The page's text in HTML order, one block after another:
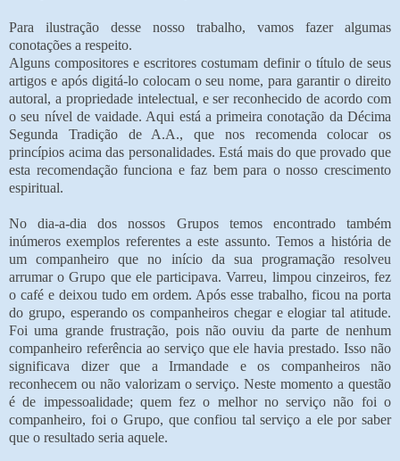
Para ilustração desse nosso trabalho, vamos fazer algumas
conotações a respeito.
Alguns compositores e escritores costumam definir o título de seus
artigos e após digitá-lo colocam o seu nome, para garantir o direito
autoral, a propriedade intelectual, e ser reconhecido de acordo com
o seu nível de vaidade. Aqui está a primeira conotação da Décima
Segunda Tradição de A.A., que nos recomenda colocar os
princípios acima das personalidades. Está mais do que provado que
esta recomendação funciona e faz bem para o nosso crescimento
espiritual.
No dia-a-dia dos nossos Grupos temos encontrado também
inúmeros exemplos referentes a este assunto. Temos a história de
um companheiro que no início da sua programação resolveu
arrumar o Grupo que ele participava. Varreu, limpou cinzeiros, fez
o café e deixou tudo em ordem. Após esse trabalho, ficou na porta
do grupo, esperando os companheiros chegar e elogiar tal atitude.
Foi uma grande frustração, pois não ouviu da parte de nenhum
companheiro referência ao serviço que ele havia prestado. Isso não
significava dizer que a Irmandade e os companheiros não
reconhecem ou não valorizam o serviço. Neste momento a questão
é de impessoalidade; quem fez o melhor no serviço não foi o
companheiro, foi o Grupo, que confiou tal serviço a ele por saber
que o resultado seria aquele.